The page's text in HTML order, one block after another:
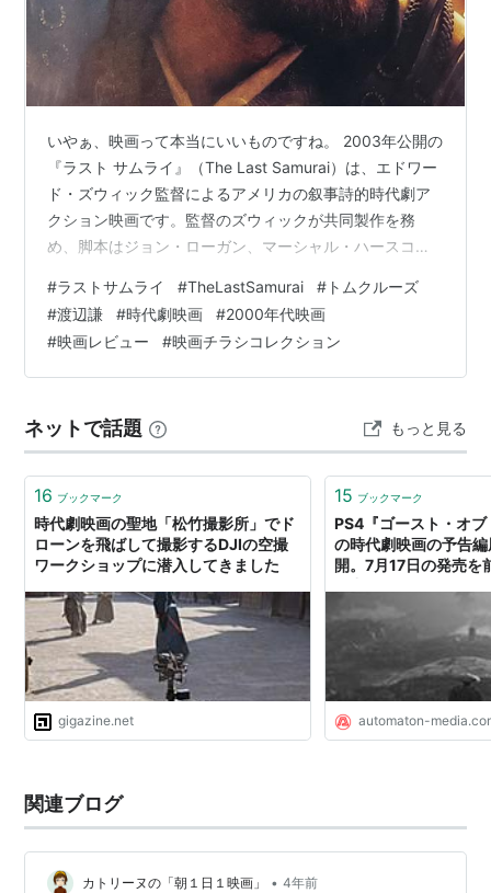
いやぁ、映画って本当にいいものですね。 2003年公開の
『ラスト サムライ』（The Last Samurai）は、エドワー
ド・ズウィック監督によるアメリカの叙事詩的時代劇ア
クション映画です。監督のズウィックが共同製作を務
め、脚本はジョン・ローガン、マーシャル・ハースコヴ
で、渡辺謙、ティモシー・スポール、ビリー・コノリ
ー、トニー・ゴールドウィン、真田広之、小雪、小山田
真らが出演しています。 物語の舞台は、明治維新後の日
本。近代化が急速に進む中で、武士という存在は時代の
人ネイサン・オールグレン大尉は…
#ラストサムライ #TheLastSamurai # トムクルーズ
#渡辺謙 #時代劇映画 #2000年代映画
#映画レビュー #映画チラシコレクション
ネットで話題 もっと見る
16 ブックマーク
時代劇映画の聖地「松竹撮影所」でド
ローンを飛ばして撮影するDJIの空撮
ワークショップに潜入してきました
gigazine.net
15 ブックマーク
PS4『ゴースト・オ
の時代劇映画の予告
開。7月17日の発売を
automaton-
関連ブログ
カトリーヌの「朝１日１映画」 • 4年前